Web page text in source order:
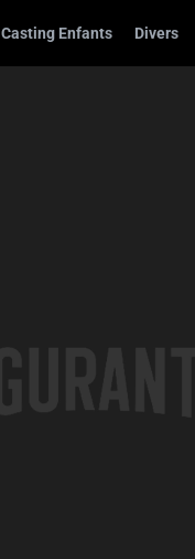
Casting Enfants Divers